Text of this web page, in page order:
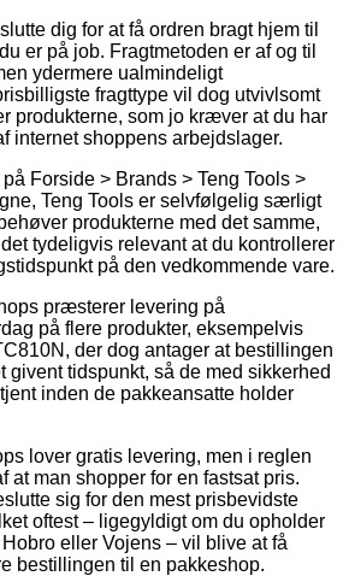
dig for at få ordren bragt hjem til
er på job. Fragtmetoden er af og til
ydermere ualmindeligt
fragttype vil dog utvivlsomt
produkterne, som jo kræver at du har
internet shoppens arbejdslager.
Forside > Brands > Teng Tools >
Teng Tools er selvfølgelig særligt
produkterne med det samme,
tydeligvis relevant at du kontrollerer
på den vedkommende vare.
præsterer levering på
på flere produkter, eksempelvis
der dog antager at bestillingen
givent tidspunkt, så de med sikkerhed
inden de pakkeansatte holder
lover gratis levering, men i reglen
at man shopper for en fastsat pris.
sig for den mest prisbevidste
oftest – ligegyldigt om du opholder
eller Vojens – vil blive at få
bestillingen til en pakkeshop.